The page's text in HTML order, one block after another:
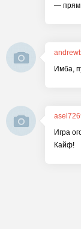
— прям
Имба,
Игра
Кайф!